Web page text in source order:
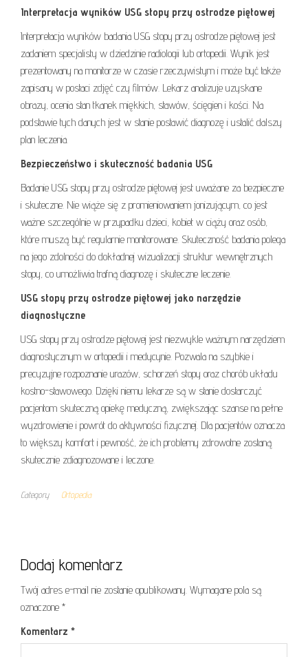
Interpretacja wyników USG stopy przy ostrodze piętowej
Interpretacja wyników badania USG stopy przy ostrodze piętowej jest
zadaniem specjalisty w dziedzinie radiologii lub ortopedii. Wynik jest
prezentowany na monitorze w czasie rzeczywistym i może być także
zapisany w postaci zdjęć czy filmów. Lekarz analizuje uzyskane
obrazy, ocenia stan tkanek miękkich, stawów, ścięgien i kości. Na
podstawie tych danych jest w stanie postawić diagnozę i ustalić dalszy
plan leczenia.
Bezpieczeństwo i skuteczność badania USG
Badanie USG stopy przy ostrodze piętowej jest uważane za bezpieczne
i skuteczne. Nie wiąże się z promieniowaniem jonizującym, co jest
ważne szczególnie w przypadku dzieci, kobiet w ciąży oraz osób,
które muszą być regularnie monitorowane. Skuteczność badania polega
na jego zdolności do dokładnej wizualizacji struktur wewnętrznych
stopy, co umożliwia trafną diagnozę i skuteczne leczenie.
USG stopy przy ostrodze piętowej jako narzędzie
diagnostyczne
USG stopy przy ostrodze piętowej jest niezwykle ważnym narzędziem
diagnostycznym w ortopedii i medycynie. Pozwala na szybkie i
precyzyjne rozpoznanie urazów, schorzeń stopy oraz chorób układu
kostno-stawowego. Dzięki niemu lekarze są w stanie dostarczyć
pacjentom skuteczną opiekę medyczną, zwiększając szanse na pełne
wyzdrowienie i powrót do aktywności fizycznej. Dla pacjentów oznacza
to większy komfort i pewność, że ich problemy zdrowotne zostaną
skutecznie zdiagnozowane i leczone.
Category Ortopedia
Dodaj komentarz
Twój adres e-mail nie zostanie opublikowany. Wymagane pola są
oznaczone *
Komentarz *